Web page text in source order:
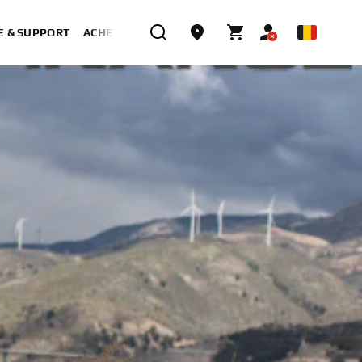
& SUPPORT ACHETER MAINTENANT